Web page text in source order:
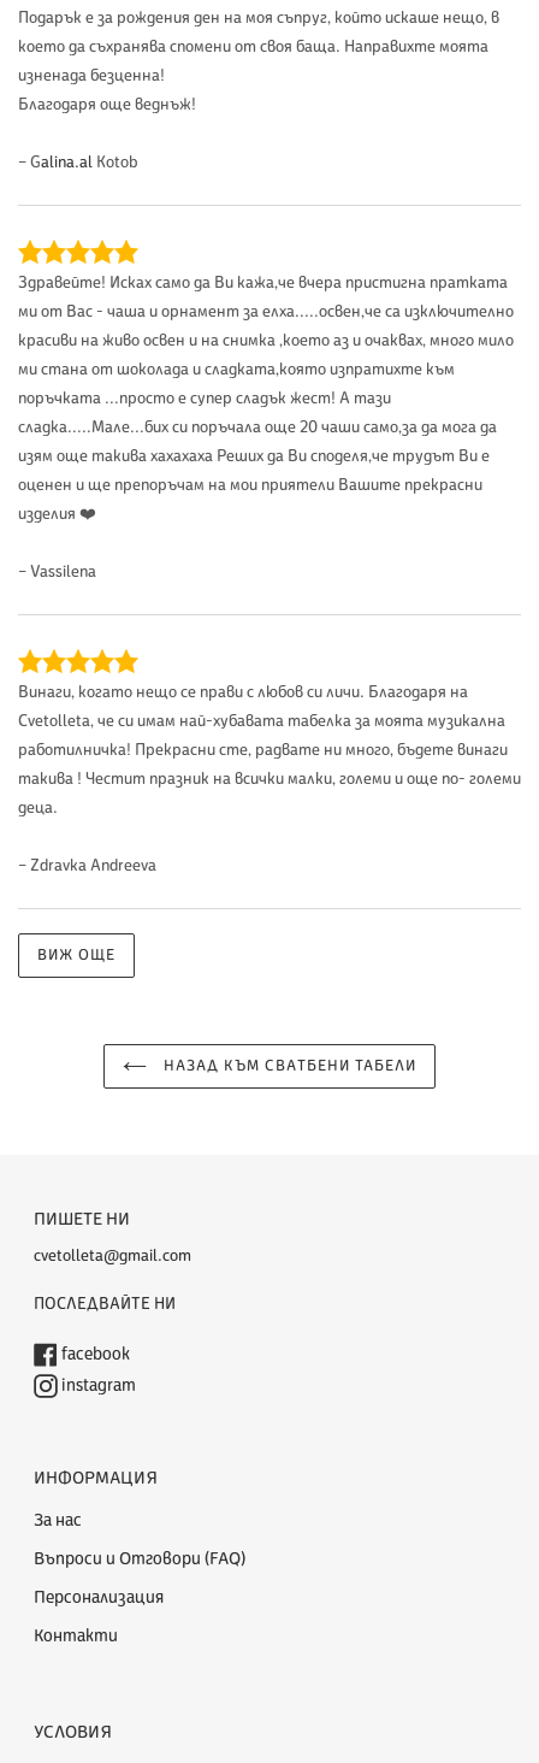
Подарък е за рождения ден на моя съпруг, който искаше нещо, в
което да съхранява спомени от своя баща. Направихте моята
изненада безценна!
Благодаря още веднъж!
– Galina.al Kotob
Здравейте! Исках само да Ви кажа,че вчера пристигна пратката
ми от Вас - чаша и орнамент за елха.....освен,че са изключително
красиви на живо освен и на снимка ,което аз и очаквах, много мило
ми стана от шоколада и сладката,която изпратихте към
поръчката ...просто е супер сладък жест! А тази
сладка.....Мале...бих си поръчала още 20 чаши само,за да мога да
изям още такива хахахаха Реших да Ви споделя,че трудът Ви е
оценен и ще препоръчам на мои приятели Вашите прекрасни
изделия ❤️
– Vassilena
Винаги, когато нещо се прави с любов си личи. Благодаря на
Cvetolleta, че си имам най-хубавата табелка за моята музикална
работилничка! Прекрасни сте, радвате ни много, бъдете винаги
такива ! Честит празник на всички малки, големи и още по- големи
деца.
– Zdravka Andreeva
ВИЖ ОЩЕ
НАЗАД КЪМ СВАТБЕНИ ТАБЕЛИ
ПИШЕТЕ НИ
cvetolleta@gmail.com
ПОСЛЕДВАЙТЕ НИ
facebook
instagram
ИНФОРМАЦИЯ
За нас
Въпроси и Отговори (FAQ)
Персонализация
Контакти
УСЛОВИЯ